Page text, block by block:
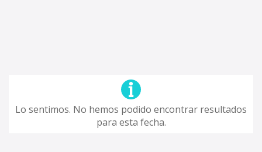
Lo sentimos. No hemos podido encontrar resultados
para esta fecha.